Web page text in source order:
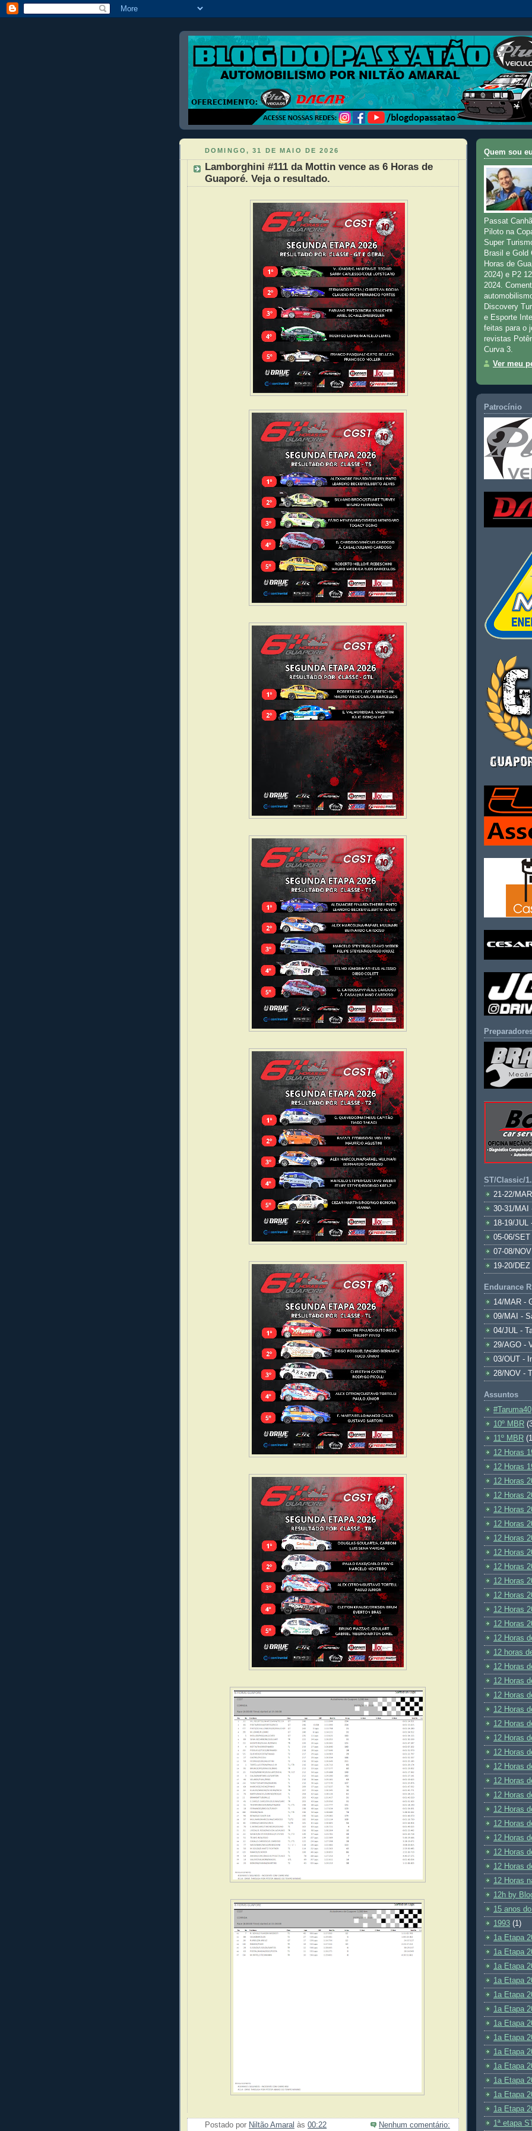
DOMINGO, 31 DE MAIO DE 2026
Lamborghini #111 da Mottin vence as 6 Horas de
Guaporé. Veja o resultado.
Postado por Niltão Amaral às 00:22 Nenhum comentário:
Quem sou
Passat
Piloto na
Super
Brasil e
Horas de
2024) e P2
2024.
Discovery
e Esporte
feitas para o
revistas
Curva 3.
Ver meu
Patrocínio
ST/Classic/
21-22/
30-31/MAI
18-19/JUL
05-06/
07-08/
19-20/
Endurance
14/MAR -
09/MAI -
04/JUL -
29/AGO -
03/OUT -
28/NOV -
Assuntos
#Taruma40
10º MBR
11º MBR
12 Horas
12 Horas
12 Horas
12 Horas
12 Horas
12 Horas
12 Horas
12 Horas
12 Horas
12 Horas
12 Horas
12 Horas
12 Horas
12 Horas
12 horas
12 Horas
12 Horas
12 Horas
12 Horas
12 Horas
12 Horas
12 Horas
12 Horas
12 Horas
12 Horas
12 Horas
12 Horas
12 Horas
12 Horas
12 Horas
12 Horas
12h by
15 anos
1993 (1)
1a Etapa
1a Etapa
1a Etapa
1a Etapa
1a Etapa
1a Etapa
1a Etapa
1a Etapa
1a Etapa
1a Etapa
1a Etapa
1a Etapa
1a Etapa
1ª etapa